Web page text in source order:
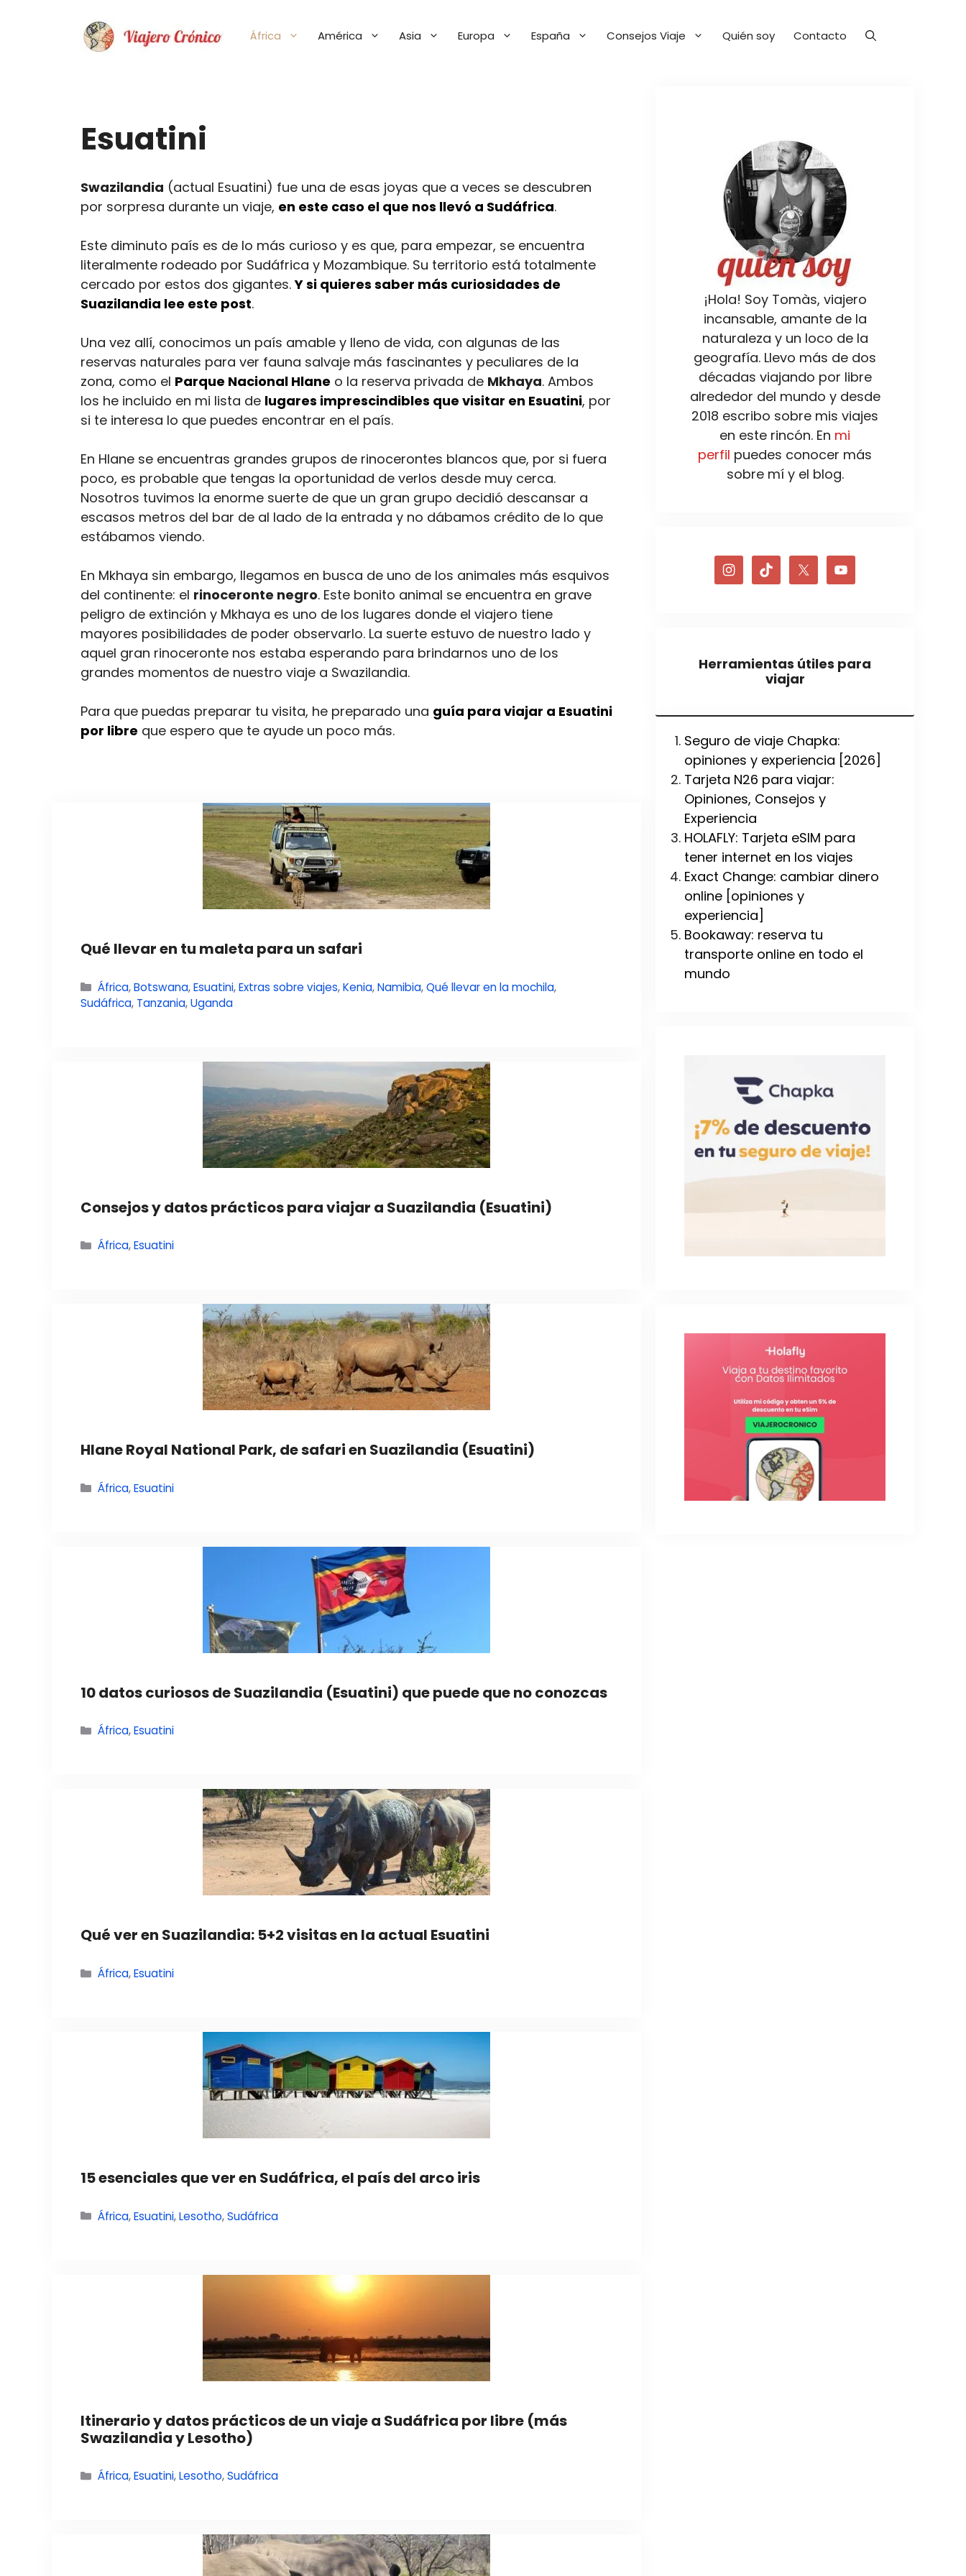
África América Asia Europa España Consejos Viaje Quién soy Contacto
Esuatini
Swazilandia (actual Esuatini) fue una de esas joyas que a veces se descubren
por sorpresa durante un viaje, en este caso el que nos llevó a Sudáfrica.
Este diminuto país es de lo más curioso y es que, para empezar, se encuentra
literalmente rodeado por Sudáfrica y Mozambique. Su territorio está totalmente
cercado por estos dos gigantes.Y si quieres saber más curiosidades de
Suazilandia lee este post.
Una vez allí, conocimos un país amable y lleno de vida, con algunas de las
reservas naturales para ver fauna salvaje más fascinantes y peculiares de la
zona, como el Parque Nacional Hlane o la reserva privada de Mkhaya. Ambos
los he incluido en mi lista de lugares imprescindibles que visitar en Esuatini, por
si te interesa lo que puedes encontrar en el país.
En Hlane se encuentras grandes grupos de rinocerontes blancos que, por si fuera
poco, es probable que tengas la oportunidad de verlos desde muy cerca.
Nosotros tuvimos la enorme suerte de que un gran grupo decidió descansar a
escasos metros del bar de al lado de la entrada y no dábamos crédito de lo que
estábamos viendo.
En Mkhaya sin embargo, llegamos en busca de uno de los animales más esquivos
del continente: el rinoceronte negro. Este bonito animal se encuentra en grave
peligro de extinción y Mkhaya es uno de los lugares donde el viajero tiene
mayores posibilidades de poder observarlo. La suerte estuvo de nuestro lado y
aquel gran rinoceronte nos estaba esperando para brindarnos uno de los
grandes momentos de nuestro viaje a Swazilandia.
Para que puedas preparar tu visita, he preparado una guía para viajar a Esuatini
por libre que espero que te ayude un poco más.
Qué llevar en tu maleta para un safari
Categorías
África,Botswana,Esuatini,Extras sobre viajes,Kenia,Namibia,Qué llevar en la mochila,
Sudáfrica, Tanzania,Uganda
Consejos y datos prácticos para viajar a Suazilandia (Esuatini)
Categorías
África,Esuatini
Hlane Royal National Park, de safari en Suazilandia (Esuatini)
Categorías
África,Esuatini
10 datos curiosos de Suazilandia (Esuatini) que puede que no conozcas
Categorías
África,Esuatini
Qué ver en Suazilandia: 5+2 visitas en la actual Esuatini
Categorías
África,Esuatini
15 esenciales que ver en Sudáfrica, el país del arco iris
Categorías
África,Esuatini,Lesotho,Sudáfrica
Itinerario y datos prácticos de un viaje a Sudáfrica por libre (más
Swazilandia y Lesotho)
Categorías
África,Esuatini,Lesotho,Sudáfrica
¡Hola! Soy Tomàs, viajero
incansable, amante de la
naturaleza y un loco de la
geografía. Llevo más de dos
décadas viajando por libre
alrededor del mundo y desde
2018 escribo sobre mis viajes
en este rincón. En mi
perfil puedes conocer más
sobre mí y el blog.
Herramientas útiles para
viajar
Seguro de viaje Chapka:
opiniones y experiencia [2026]
Tarjeta N26 para viajar:
Opiniones, Consejos y
Experiencia
HOLAFLY: Tarjeta eSIM para
tener internet en los viajes
Exact Change: cambiar dinero
online [opiniones y
experiencia]
Bookaway: reserva tu
transporte online en todo el
mundo